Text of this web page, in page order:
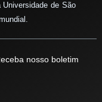
de São
nosso boletim